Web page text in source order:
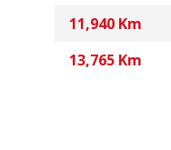
11,940 Km
13,765 Km